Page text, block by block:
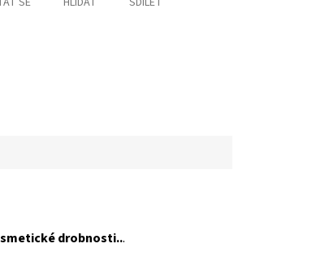
drobnosti...